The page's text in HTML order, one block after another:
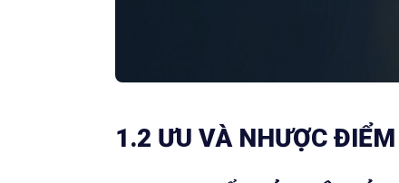
1.2 ƯU VÀ NHƯỢC